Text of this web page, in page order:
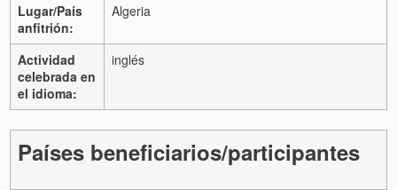
Lugar/País
anfitrión:
Algeria
Actividad
celebrada en
el idioma:
inglés
Países beneficiarios/participantes